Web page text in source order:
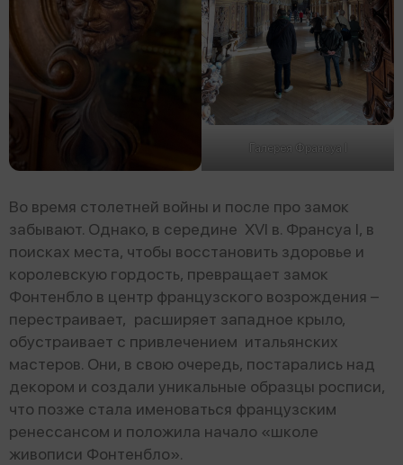
Галерея Франсуа I
Во время столетней войны и после про замок
забывают. Однако, в середине XVI в. Франсуа I, в
поисках места, чтобы восстановить здоровье и
королевскую гордость, превращает замок
Фонтенбло в центр французского возрождения –
перестраивает, расширяет западное крыло,
обустраивает с привлечением итальянских
мастеров. Они, в свою очередь, постарались над
декором и создали уникальные образцы росписи,
что позже стала именоваться французским
ренессансом и положила начало «школе
живописи Фонтенбло».